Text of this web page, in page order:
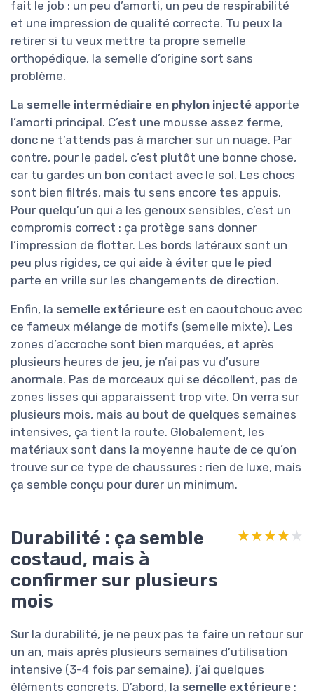
fait le job : un peu d’amorti, un peu de respirabilité
et une impression de qualité correcte. Tu peux la
retirer si tu veux mettre ta propre semelle
orthopédique, la semelle d’origine sort sans
problème.
La semelle intermédiaire en phylon injecté apporte
l’amorti principal. C’est une mousse assez ferme,
donc ne t’attends pas à marcher sur un nuage. Par
contre, pour le padel, c’est plutôt une bonne chose,
car tu gardes un bon contact avec le sol. Les chocs
sont bien filtrés, mais tu sens encore tes appuis.
Pour quelqu’un qui a les genoux sensibles, c’est un
compromis correct : ça protège sans donner
l’impression de flotter. Les bords latéraux sont un
peu plus rigides, ce qui aide à éviter que le pied
parte en vrille sur les changements de direction.
Enfin, la semelle extérieure est en caoutchouc avec
ce fameux mélange de motifs (semelle mixte). Les
zones d’accroche sont bien marquées, et après
plusieurs heures de jeu, je n’ai pas vu d’usure
anormale. Pas de morceaux qui se décollent, pas de
zones lisses qui apparaissent trop vite. On verra sur
plusieurs mois, mais au bout de quelques semaines
intensives, ça tient la route. Globalement, les
matériaux sont dans la moyenne haute de ce qu’on
trouve sur ce type de chaussures : rien de luxe, mais
ça semble conçu pour durer un minimum.
Durabilité : ça semble
costaud, mais à
confirmer sur plusieurs
mois
★★★★★
★★★★★
Sur la durabilité, je ne peux pas te faire un retour sur
un an, mais après plusieurs semaines d’utilisation
intensive (3-4 fois par semaine), j’ai quelques
éléments concrets. D’abord, la semelle extérieure :